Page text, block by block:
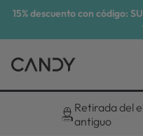
15% descuento con código:
Descuento